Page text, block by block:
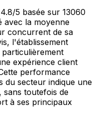
5 basée sur 13060
avec la moyenne
concurrent de sa
l'établissement
expérience client
performance
du secteur indique une
sans toutefois de
à ses principaux